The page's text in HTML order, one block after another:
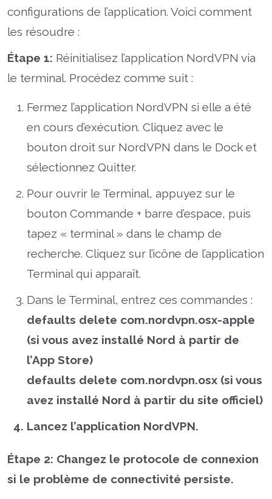
configurations de l’application. Voici comment
les résoudre :
Étape 1: Réinitialisez l’application NordVPN via
le terminal. Procédez comme suit :
Fermez l’application NordVPN si elle a été
en cours d’exécution. Cliquez avec le
bouton droit sur NordVPN dans le Dock et
sélectionnez Quitter.
Pour ouvrir le Terminal, appuyez sur le
bouton Commande + barre d’espace, puis
tapez « terminal » dans le champ de
recherche. Cliquez sur l’icône de l’application
Terminal qui apparaît.
Dans le Terminal, entrez ces commandes :
defaults delete com.nordvpn.osx-apple
(si vous avez installé Nord à partir de
l’App Store)
defaults delete com.nordvpn.osx (si vous
avez installé Nord à partir du site officiel)
Lancez l’application NordVPN.
Étape 2: Changez le protocole de connexion
si le problème de connectivité persiste.